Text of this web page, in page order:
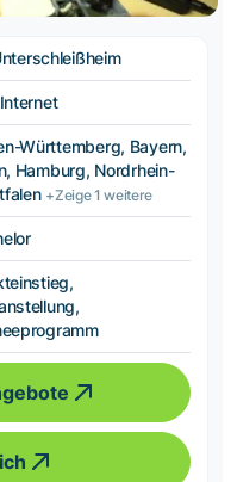
Württemberg, Bayern,
Hamburg, Nordrhein-
+Zeige 1 weitere